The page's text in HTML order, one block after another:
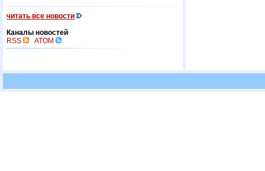
читать все новости
Каналы новостей
RSS
ATOM